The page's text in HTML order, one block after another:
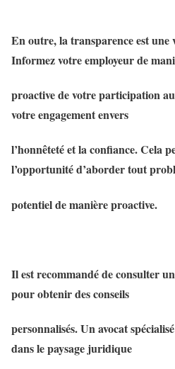
En outre, la transparence est
Informez votre employeur de
proactive de votre participation
votre engagement envers
l’honnêteté et la confiance. Cela
l’opportunité d’aborder tout
potentiel de manière proactive.
Il est recommandé de consulter
pour obtenir des conseils
personnalisés. Un avocat
dans le paysage juridique